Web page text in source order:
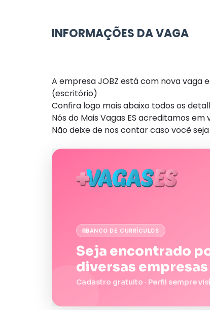
INFORMAÇÕES DA VAGA
A empresa JOBZ está com nova vaga
(escritório)
Confira logo mais abaixo todos os
Nós do Mais Vagas ES acreditamos
Não deixe de nos contar caso você
BANCO DE CURRÍCULOS
Seja encontrado
diversas empresas
Cadastro gratuito · Perfil sempre